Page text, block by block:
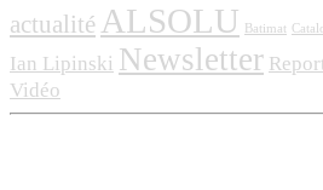
actualité ALSOLU Batimat
Ian Lipinski Newsletter
Vidéo